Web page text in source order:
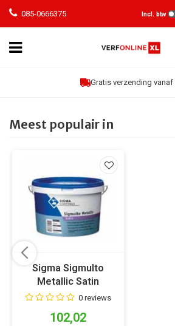
085-0666375 Incl. btw
Gratis verzending vanaf
Meest populair in
Sigma Sigmulto
Metallic Satin
0 reviews
102,02